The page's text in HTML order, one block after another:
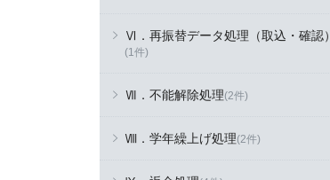
Ⅵ．再振替データ処理（取込・確認）
(1件)
Ⅶ．不能解除処理(2件)
Ⅷ．学年繰上げ処理(2件)